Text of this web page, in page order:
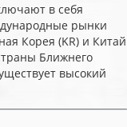
в себя
рынки
Корея (KR) и Китай
Ближнего
высокий